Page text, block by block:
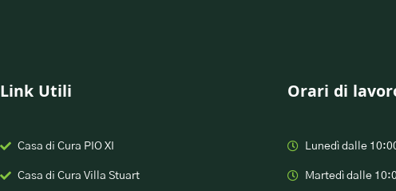
Link Utili
Casa di Cura PIO XI
Casa di Cura Villa Stuart
Orari di
Lunedì dalle
Martedì dalle